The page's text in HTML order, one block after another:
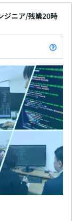
ジニア/残業20時